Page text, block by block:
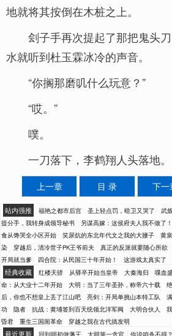
地就将其按倒在木桩之上。
刽子手再次提起了那把鬼头
水就听到杜玉霖冰冷的声音。
“你搁那磨叽什么玩意？”
“哎。”
噗。
一刀落下，李鹤翔人头落地。
上一章 目 录 下一
站内强推 福艳之都市后宫 圣上轻点罚，暗卫又哭了 武
提分手，我转身成领导秘书
另谋高嫁：这侯府夫人我不做了！
食从馋哭全小区开始
笑尿炕的东北年代文之我的大腰子 黄
染
穿越后，清冷世子PK王爷前夫 真正的反派就要随心所欲
开局就当爹
四合院：从民国三十年开始！ 这游戏太真实了
经典收藏 红楼天骄 从驿卒开始当皇帝 大秦海归 喋血
命：从大业十二年开始
大明：当了三年圣孙，称帝六十载
后，你也不想皇上丢了江山吧
亮剑：开局单挑山本特工队
功
隐者 抗战：黄埔签到百天统领北洋军阀 大明合伙人
昏君
重生三国闹革命 穿越之我在古代搞发明
最近更新 回到明初做藩王 大明第一贪官，你说咱杀不得？